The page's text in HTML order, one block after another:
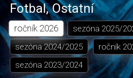
Fotbal,Ostatní
ročník 2026 sezóna 2025/
sezóna 2024/2025 ročník
sezóna 2023/2024